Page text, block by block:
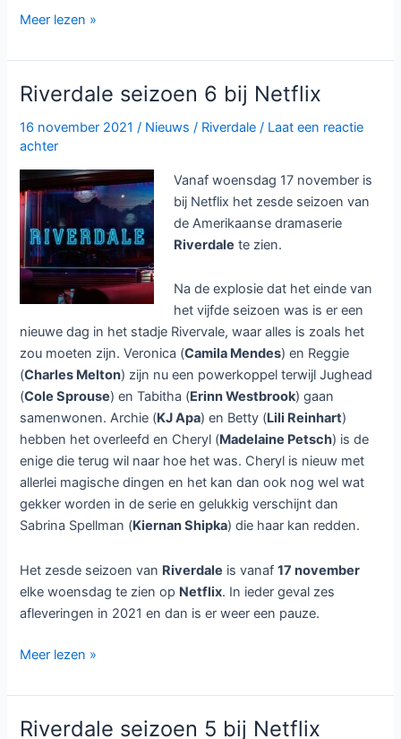
Laatste
zeven
van
Riverdale
bij
Netflix
Meer lezen »
Riverdale seizoen 6 bij Netflix
16 november 2021/ Nieuws / Riverdale / Laat een reactie
achter
Vanaf woensdag 17 november is
bij Netflix het zesde seizoen van
de Amerikaanse dramaserie
Riverdale te zien.
Na de explosie dat het einde van
het vijfde seizoen was is er een
nieuwe dag in het stadje Rivervale, waar alles is zoals het
zou moeten zijn. Veronica (Camila Mendes) en Reggie
(Charles Melton) zijn nu een powerkoppel terwijl Jughead
(Cole Sprouse) en Tabitha (Erinn Westbrook) gaan
samenwonen. Archie (KJ Apa) en Betty (Lili Reinhart)
hebben het overleefd en Cheryl (Madelaine Petsch) is de
enige die terug wil naar hoe het was. Cheryl is nieuw met
allerlei magische dingen en het kan dan ook nog wel wat
gekker worden in de serie en gelukkig verschijnt dan
Sabrina Spellman (Kiernan Shipka) die haar kan redden.
Het zesde seizoen van Riverdale is vanaf17 november
elke woensdag te zien op Netflix. In ieder geval zes
afleveringen in 2021 en dan is er weer een pauze.
Riverdale
6
bij
Meer lezen »
Riverdale seizoen 5 bij Netflix